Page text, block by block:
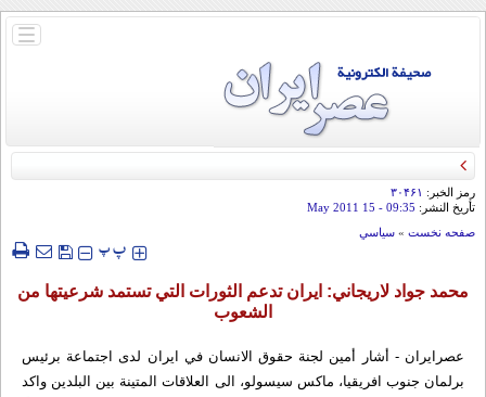
باز
رمز الخبر: ۳۰۴۶۱
تأريخ النشر: 09:35
- 15 May 2011
صفحه نخست » سياسي
‍‍‍ پپ
محمد جواد لاريجاني: ايران تدعم الثورات التي تستمد شرعيتها من
الشعوب
عصرايران - أشار أمين لجنة حقوق الانسان في ايران لدى اجتماعة برئيس
برلمان جنوب افريقيا، ماكس سيسولو، الى العلاقات المتينة بين البلدين واكد